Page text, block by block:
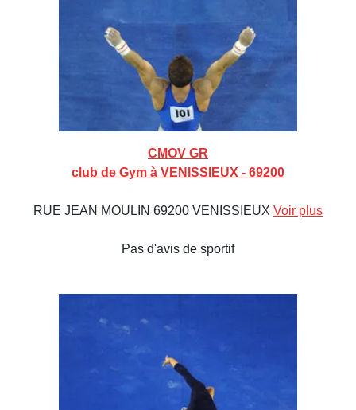
CMOV GR
club de Gym à VENISSIEUX - 69200
RUE JEAN MOULIN 69200 VENISSIEUX Voir plus
Pas d'avis de sportif